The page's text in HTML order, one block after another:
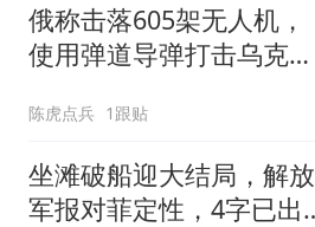
俄称击落605架无人机，
使用弹道导弹打击乌克兰
陈虎点兵 1跟贴
坐滩破船迎大结局，解放
军报对菲定性，4字已出